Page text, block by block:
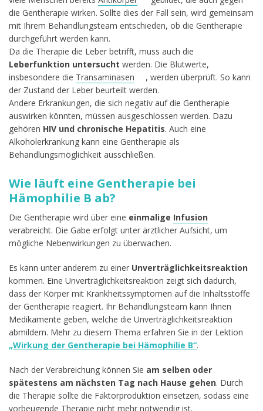
die Gentherapie wirken. Sollte dies der Fall sein, wird gemeinsam
mit Ihrem Behandlungsteam entschieden, ob die Gentherapie
durchgeführt werden kann.
Da die Therapie die Leber betrifft, muss auch die
Leberfunktion untersucht werden. Die Blutwerte,
insbesondere die Transaminasen
, werden überprüft. So kann
der Zustand der Leber beurteilt werden.
Andere Erkrankungen, die sich negativ auf die Gentherapie
auswirken könnten, müssen ausgeschlossen werden. Dazu
gehören HIV und chronische Hepatitis. Auch eine
Alkoholerkrankung kann eine Gentherapie als
Behandlungsmöglichkeit ausschließen.
Wie läuft eine Gentherapie bei
Hämophilie B ab?
Die Gentherapie wird über eine einmalige Infusion
verabreicht. Die Gabe erfolgt unter ärztlicher Aufsicht, um
mögliche Nebenwirkungen zu überwachen.
Es kann unter anderem zu einer Unverträglichkeitsreaktion
kommen. Eine Unverträglichkeitsreaktion zeigt sich dadurch,
dass der Körper mit Krankheitssymptomen auf die Inhaltsstoffe
der Gentherapie reagiert. Ihr Behandlungsteam kann Ihnen
Medikamente geben, welche die Unverträglichkeitsreaktion
abmildern. Mehr zu diesem Thema erfahren Sie in der Lektion
„Wirkung der Gentherapie bei Hämophilie B“.
Nach der Verabreichung können Sie am selben oder
spätestens am nächsten Tag nach Hause gehen. Durch
die Therapie sollte die Faktorproduktion einsetzen, sodass eine
vorbeugende Therapie nicht mehr notwendig ist.